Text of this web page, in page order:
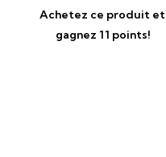
Achetez ce produit et
gagnez 11 points!